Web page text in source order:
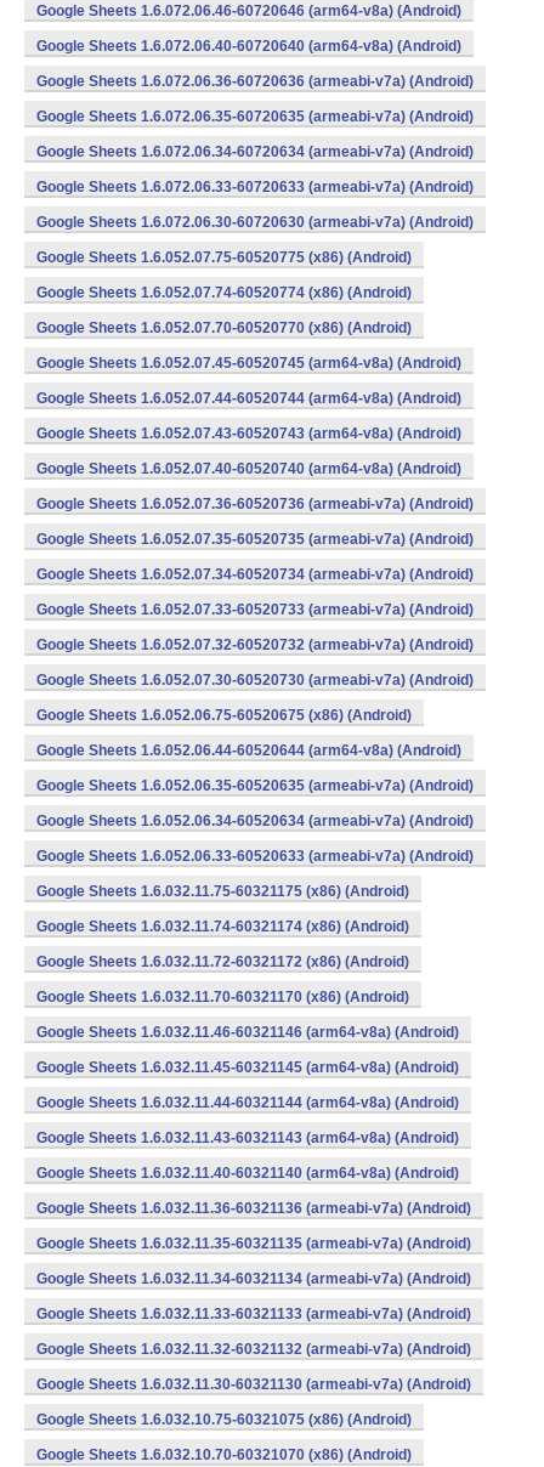
Google Sheets 1.6.072.06.46-60720646 (arm64-v8a) (Android)
Google Sheets 1.6.072.06.40-60720640 (arm64-v8a) (Android)
Google Sheets 1.6.072.06.36-60720636 (armeabi-v7a) (Android)
Google Sheets 1.6.072.06.35-60720635 (armeabi-v7a) (Android)
Google Sheets 1.6.072.06.34-60720634 (armeabi-v7a) (Android)
Google Sheets 1.6.072.06.33-60720633 (armeabi-v7a) (Android)
Google Sheets 1.6.072.06.30-60720630 (armeabi-v7a) (Android)
Google Sheets 1.6.052.07.75-60520775 (x86) (Android)
Google Sheets 1.6.052.07.74-60520774 (x86) (Android)
Google Sheets 1.6.052.07.70-60520770 (x86) (Android)
Google Sheets 1.6.052.07.45-60520745 (arm64-v8a) (Android)
Google Sheets 1.6.052.07.44-60520744 (arm64-v8a) (Android)
Google Sheets 1.6.052.07.43-60520743 (arm64-v8a) (Android)
Google Sheets 1.6.052.07.40-60520740 (arm64-v8a) (Android)
Google Sheets 1.6.052.07.36-60520736 (armeabi-v7a) (Android)
Google Sheets 1.6.052.07.35-60520735 (armeabi-v7a) (Android)
Google Sheets 1.6.052.07.34-60520734 (armeabi-v7a) (Android)
Google Sheets 1.6.052.07.33-60520733 (armeabi-v7a) (Android)
Google Sheets 1.6.052.07.32-60520732 (armeabi-v7a) (Android)
Google Sheets 1.6.052.07.30-60520730 (armeabi-v7a) (Android)
Google Sheets 1.6.052.06.75-60520675 (x86) (Android)
Google Sheets 1.6.052.06.44-60520644 (arm64-v8a) (Android)
Google Sheets 1.6.052.06.35-60520635 (armeabi-v7a) (Android)
Google Sheets 1.6.052.06.34-60520634 (armeabi-v7a) (Android)
Google Sheets 1.6.052.06.33-60520633 (armeabi-v7a) (Android)
Google Sheets 1.6.032.11.75-60321175 (x86) (Android)
Google Sheets 1.6.032.11.74-60321174 (x86) (Android)
Google Sheets 1.6.032.11.72-60321172 (x86) (Android)
Google Sheets 1.6.032.11.70-60321170 (x86) (Android)
Google Sheets 1.6.032.11.46-60321146 (arm64-v8a) (Android)
Google Sheets 1.6.032.11.45-60321145 (arm64-v8a) (Android)
Google Sheets 1.6.032.11.44-60321144 (arm64-v8a) (Android)
Google Sheets 1.6.032.11.43-60321143 (arm64-v8a) (Android)
Google Sheets 1.6.032.11.40-60321140 (arm64-v8a) (Android)
Google Sheets 1.6.032.11.36-60321136 (armeabi-v7a) (Android)
Google Sheets 1.6.032.11.35-60321135 (armeabi-v7a) (Android)
Google Sheets 1.6.032.11.34-60321134 (armeabi-v7a) (Android)
Google Sheets 1.6.032.11.33-60321133 (armeabi-v7a) (Android)
Google Sheets 1.6.032.11.32-60321132 (armeabi-v7a) (Android)
Google Sheets 1.6.032.11.30-60321130 (armeabi-v7a) (Android)
Google Sheets 1.6.032.10.75-60321075 (x86) (Android)
Google Sheets 1.6.032.10.70-60321070 (x86) (Android)